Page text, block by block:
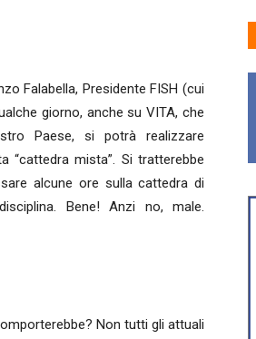
Falabella, Presidente FISH (cui
giorno, anche su VITA, che
Paese, si potrà realizzare
“cattedra mista”. Si tratterebbe
alcune ore sulla cattedra di
Bene! Anzi no, male.
Non tutti gli attuali